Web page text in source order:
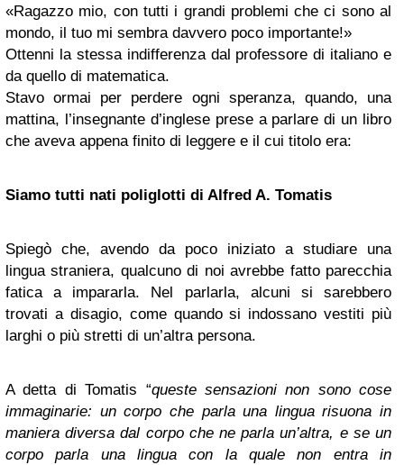
«Ragazzo mio, con tutti i grandi problemi che ci sono al
mondo, il tuo mi sembra davvero poco importante!»
Ottenni la stessa indifferenza dal professore di italiano e
da quello di matematica.
Stavo ormai per perdere ogni speranza, quando, una
mattina, l’insegnante d’inglese prese a parlare di un libro
che aveva appena finito di leggere e il cui titolo era:
Siamo tutti nati poliglotti di Alfred A. Tomatis
Spiegò che, avendo da poco iniziato a studiare una
lingua straniera, qualcuno di noi avrebbe fatto parecchia
fatica a impararla. Nel parlarla, alcuni si sarebbero
trovati a disagio, come quando si indossano vestiti più
larghi o più stretti di un’altra persona.
A detta di Tomatis “queste sensazioni non sono cose
immaginarie: un corpo che parla una lingua risuona in
maniera diversa dal corpo che ne parla un’altra, e se un
corpo parla una lingua con la quale non entra in